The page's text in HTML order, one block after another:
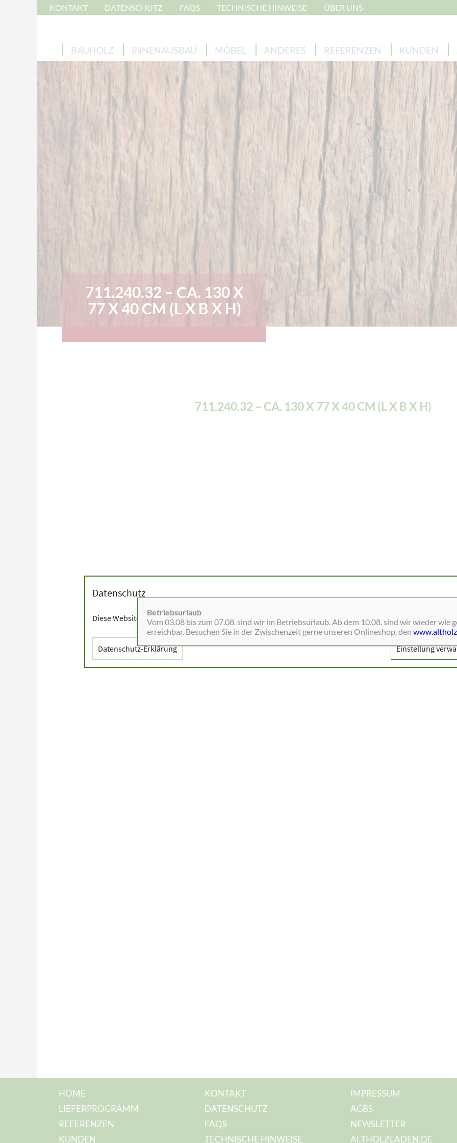
KONTAKT DATENSCHUTZ FAQS TECHNISCHE HINWEISE ÜBER UNS
BAUHOLZ INNENAUSBAU MÖBEL ANDERES REFERENZEN KUNDEN
711.240.32 – CA. 130 X
77 X 40 CM (L X B X H)
?>
711.240.32 – CA. 130 X 77 X 40 CM (L X B X H)
HOME
LIEFERPROGRAMM
REFERENZEN
KUNDEN
KONTAKT
DATENSCHUTZ
FAQS
TECHNISCHE HINWEISE
IMPRESSUM
AGBS
NEWSLETTER
ALTHOLZLADEN.DE
Betriebsurlaub
Vom 03.08 bis zum 07.08. sind wir im Betriebsurlaub. Ab dem 10.08. sind wir wieder wie
erreichbar. Besuchen Sie in der Zwischenzeit gerne unseren Onlineshop, den
Datenschutz
Diese Website setzt Cookies sowie externe Dienste wie Schriften, Blätterkataloge, Social-Media und
Datenschutz-Erklärung Einstellung